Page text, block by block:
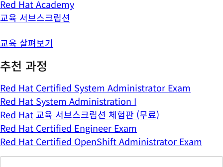
Red Hat Academy
교육 서브스크립션
교육 살펴보기
추천 과정
Red Hat Certified System Administrator Exam
Red Hat System Administration I
Red Hat 교육 서브스크립션 체험판 (무료)
Red Hat Certified Engineer Exam
Red Hat Certified OpenShift Administrator Exam